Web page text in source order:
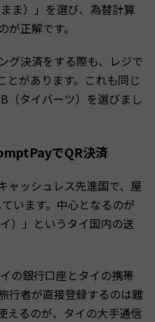
ま）」を選び、為替計算
正解です。
グ決済をする際も、レジで
とがあります。これも同じ
（タイバーツ）を選びまし
でQR決済
ャッシュレス先進国で、屋
います。中心となるのが
）」というタイ国内の送
の銀行口座とタイの携帯
行者が直接登録するのは難
えるのが、タイの大手通信